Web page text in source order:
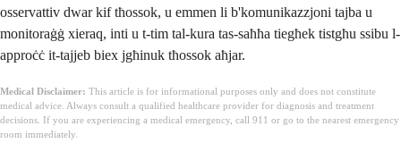
osservattiv dwar kif tħossok, u emmen li b'komunikazzjoni tajba u
monitoraġġ xieraq, inti u t-tim tal-kura tas-saħħa tiegħek tistgħu ssibu l-
approċċ it-tajjeb biex jgħinuk tħossok aħjar.
Medical Disclaimer: This article is for informational purposes only and does not constitute
medical advice. Always consult a qualified healthcare provider for diagnosis and treatment
decisions. If you are experiencing a medical emergency, call 911 or go to the nearest emergency
room immediately.